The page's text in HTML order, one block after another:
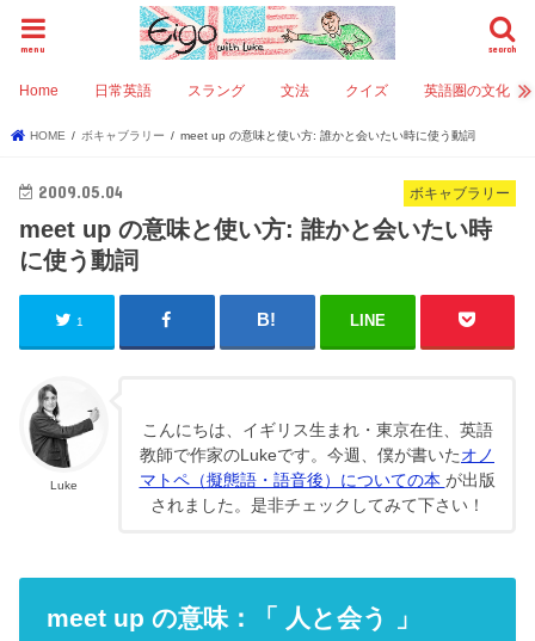
search
menu
Home 日常英語 スラング 文法 クイズ 英語圏の文化
HOME ボキャブラリー meet up の意味と使い方: 誰かと会いたい時に使う動詞
ボキャブラリー
2009.05.04
meet up の意味と使い方: 誰かと会いたい時
に使う動詞
1 LINE
Luke
こんにちは、イギリス生まれ・東京在住、英語
教師で作家のLukeです。今週、僕が書いたオノ
マトペ（擬態語・語音後）についての本 が出版
されました。是非チェックしてみて下さい！
meet up の意味：「 人と会う 」